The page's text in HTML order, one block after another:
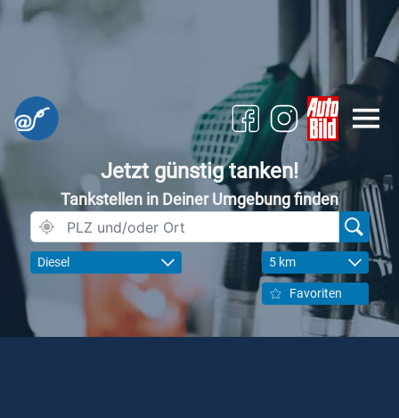
Jetzt günstig tanken!
Tankstellen in Deiner Umgebung finden
Diesel 5 km
Favoriten